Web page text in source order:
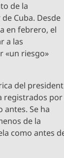
de la
Cuba. Desde
en febrero, el
a las
«un riesgo»
del
registrados por
antes. Se ha
de la
como antes